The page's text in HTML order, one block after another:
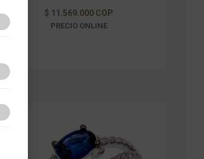
$ 11.569.000 COP
PRECIO ONLINE